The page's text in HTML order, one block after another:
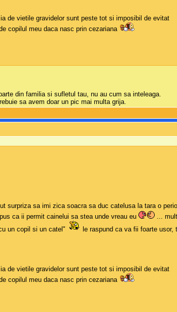
de vietile gravidelor sunt peste tot si imposibil de evitat
copilul meu daca nasc prin cezariana
din familia si sufletul tau, nu au cum sa inteleaga.
sa avem doar un pic mai multa grija.
surpriza sa imi zica soacra sa duc catelusa la tara o
ca ii permit cainelui sa stea unde vreau eu
...
un copil si un catel"
le raspund ca va fii foarte
de vietile gravidelor sunt peste tot si imposibil de evitat
copilul meu daca nasc prin cezariana